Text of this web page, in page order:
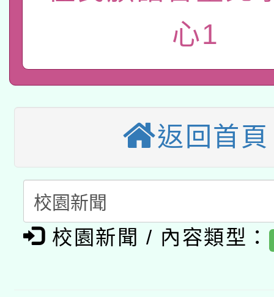
方素養工作坊新北場」
「族語學習班」招生簡
文教學共融平台-教案
件」活動簡章
年度COVID-19疫苗接
接種對象擴大為「滿6
月28日止
轉知經濟部水利署委託
業技術研究院辦理「
用水績優單位及節水達
115年8月22日(星期六
桃園市孔廟祈福系列
開 智慧啟航」
2026年桃園地景藝術
「2026桃園藝術巡演
關事宜
轉知教育部國民及學前
國立臺灣師範大學辦理
年度健康促進學校輔導
函轉國家教育研究院中
原住民族教育政策研討
轉知教育部國民及學前
函轉國立臺灣師範大學
心1
返回首頁
校園新聞 / 內容類型：